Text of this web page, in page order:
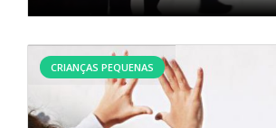
CRIANÇAS PEQUENAS